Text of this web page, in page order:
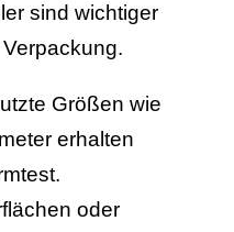
sind wichtiger
Größen wie
erhalten
oder